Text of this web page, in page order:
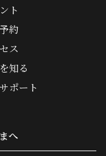
ト
約
ス
知る
ポート
へ